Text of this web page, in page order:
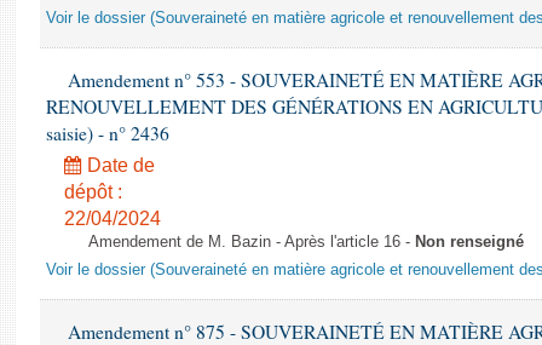
Voir le dossier (Souveraineté en matière agricole et renouvellement
Amendement n° 553 - SOUVERAINETÉ EN MATIÈRE
RENOUVELLEMENT DES GÉNÉRATIONS EN
saisie) - n° 2436
Date de
dépôt :
22/04/2024
Amendement de M. Bazin - Après l'article 16 - Non renseigné
Voir le dossier (Souveraineté en matière agricole et renouvellement
Amendement n° 875 - SOUVERAINETÉ EN MATIÈRE